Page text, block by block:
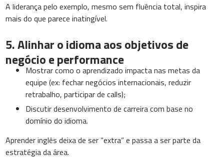
A liderança pelo exemplo, mesmo sem fluência total, inspira
mais do que parece inatingível.
5. Alinhar o idioma aos objetivos de
negócio e performance
Mostrar como o aprendizado impacta nas metas da
equipe (ex: fechar negócios internacionais, reduzir
retrabalho, participar de calls);
Discutir desenvolvimento de carreira com base no
domínio do idioma.
Aprender inglês deixa de ser “extra” e passa a ser parte da
estratégia da área.